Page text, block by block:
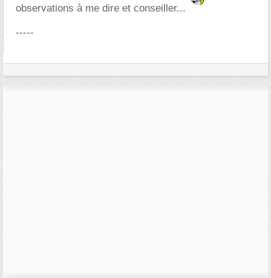
observations à me dire et conseiller...
-----